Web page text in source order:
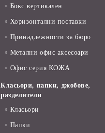
Бокс вертикален
Хоризонтални поставки
Принадлежности за бюро
Метални офис аксесоари
Офис серия КОЖА
Класьори, папки, джобове,
разделители
Класьори
Папки